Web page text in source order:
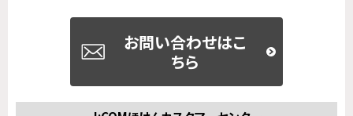
お問い合わせはこ
ちら